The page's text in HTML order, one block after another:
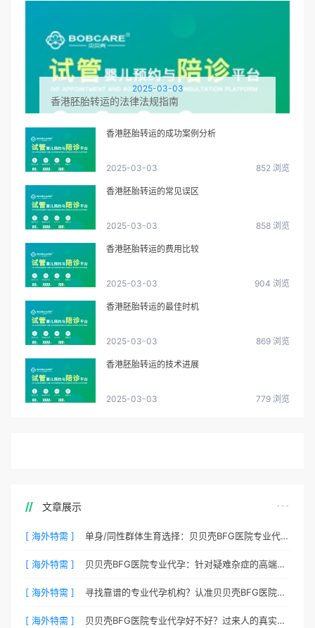
2025-03-03
香港胚胎转运的法律法规指南
香港胚胎转运的成功案例分析
2025-03-03 852 浏览
香港胚胎转运的常见误区
2025-03-03 858 浏览
香港胚胎转运的费用比较
2025-03-03 904 浏览
香港胚胎转运的最佳时机
2025-03-03 869 浏览
香港胚胎转运的技术进展
2025-03-03 779 浏览
文章展示
[ 海外特需 ] 单身/同性群体生育选择：贝贝壳BFG医院专业代孕包容方案
[ 海外特需 ] 贝贝壳BFG医院专业代孕：针对疑难杂症的高端定制生育服务
[ 海外特需 ] 寻找靠谱的专业代孕机构？认准贝贝壳BFG医院官方渠道
[ 海外特需 ] 贝贝壳BFG医院专业代孕好不好？过来人的真实心声